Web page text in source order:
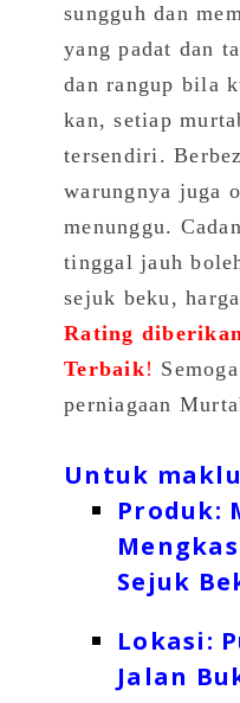
sungguh dan
yang padat dan
dan rangup bila
kan, setiap
tersendiri.
warungnya juga
menunggu.
tinggal jauh
sejuk beku,
Rating
Terbaik!
perniagaan
Untuk
Produk:
Sejuk
Lokasi:
Jalan